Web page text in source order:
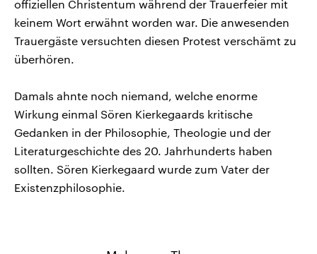
offiziellen Christentum während der Trauerfeier mit
keinem Wort erwähnt worden war. Die anwesenden
Trauergäste versuchten diesen Protest verschämt zu
überhören.
Damals ahnte noch niemand, welche enorme
Wirkung einmal Sören Kierkegaards kritische
Gedanken in der Philosophie, Theologie und der
Literaturgeschichte des 20. Jahrhunderts haben
sollten. Sören Kierkegaard wurde zum Vater der
Existenzphilosophie.